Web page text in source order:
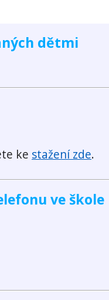
dětmi
ke stažení zde.
ve škole